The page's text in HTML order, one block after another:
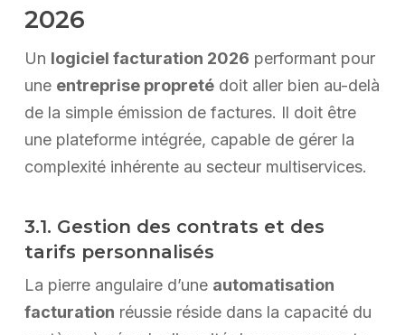
2026
Un logiciel facturation 2026 performant pour
une entreprise propretédoit aller bien au-delà
de la simple émission de factures. Il doit être
une plateforme intégrée, capable de gérer la
complexité inhérente au secteur multiservices.
3.1. Gestion des contrats et des
tarifs personnalisés
La pierre angulaire d’une automatisation
facturation réussie réside dans la capacité du